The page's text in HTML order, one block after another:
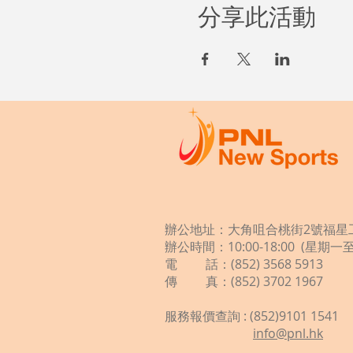
分享此活動
辦公地址：大角咀合桃街2號福
辦公時間：10:00-18:00 (星期一
電 話：(852) 3568 5913
傳 真：(852) 3702 1967
服務報價查詢 : (852)9101 1541
info@pnl.hk